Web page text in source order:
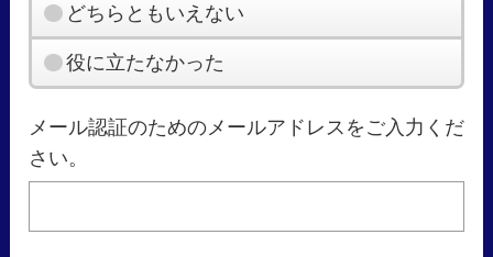
どちらともいえない
役に立たなかった
メール認証のためのメールアドレスをご入力くだ
さい。